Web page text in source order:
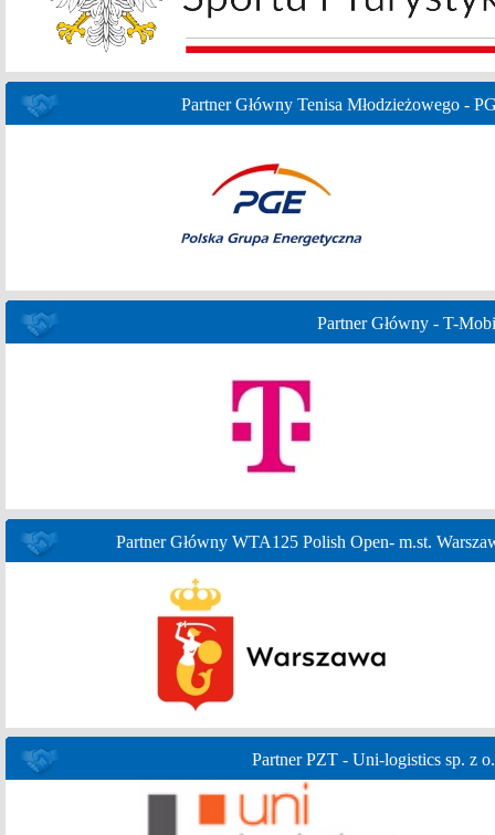
Partner Główny Tenisa Młodzieżowego -
Partner Główny - T-
Partner Główny WTA125 Polish Open- m.st.
Partner PZT - Uni-logistics sp. z